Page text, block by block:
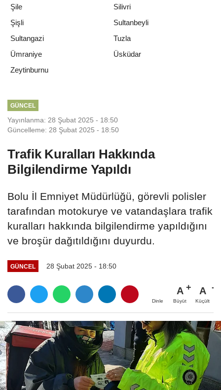
Şile
Silivri
Şişli
Sultanbeyli
Sultangazi
Tuzla
Ümraniye
Üsküdar
Zeytinburnu
GÜNCEL
Yayınlanma: 28 Şubat 2025 - 18:50
Güncelleme: 28 Şubat 2025 - 18:50
Trafik Kuralları Hakkında
Bilgilendirme Yapıldı
Bolu İl Emniyet Müdürlüğü, görevli polisler
tarafından motokurye ve vatandaşlara trafik
kuralları hakkında bilgilendirme yapıldığını
ve broşür dağıtıldığını duyurdu.
GÜNCEL 28 Şubat 2025 - 18:50
Dinle
A
Büyüt
A
Küçült